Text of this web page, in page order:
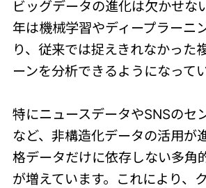
ビッグデータの進化は欠かせな
年は機械学習やディープラーニ
り、従来では捉えきれなかった
ーンを分析できるようになってい
特にニュースデータやSNSのセ
など、非構造化データの活用が
格データだけに依存しない多角
が増えています。これにより、